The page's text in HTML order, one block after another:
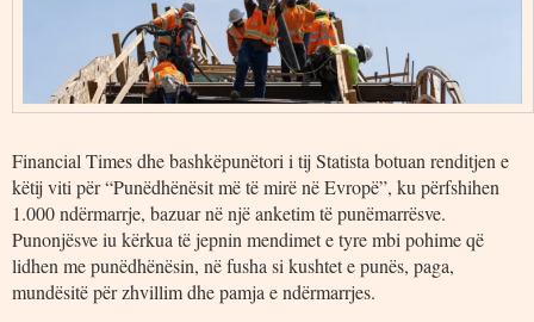
Financial Times dhe bashkëpunëtori i tij Statista botuan renditjen e
këtij viti për “Punëdhënësit më të mirë në Evropë”, ku përfshihen
1.000 ndërmarrje, bazuar në një anketim të punëmarrësve.
Punonjësve iu kërkua të jepnin mendimet e tyre mbi pohime që
lidhen me punëdhënësin, në fusha si kushtet e punës, paga,
mundësitë për zhvillim dhe pamja e ndërmarrjes.